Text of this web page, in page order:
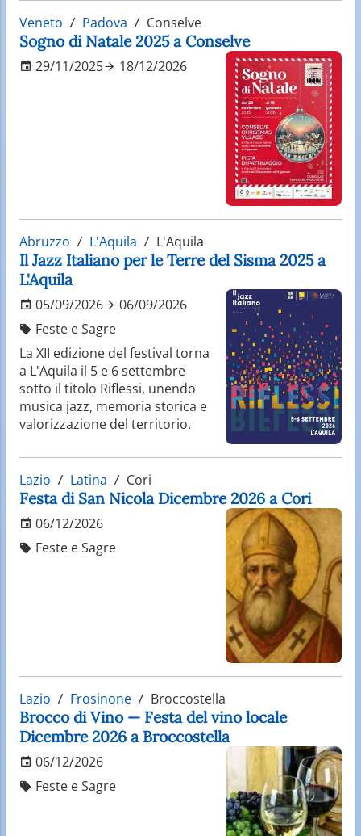
Veneto Padova Conselve
Sogno di Natale 2025 a Conselve
29/11/2025 18/12/2026
Abruzzo L'Aquila L'Aquila
Il Jazz Italiano per le Terre del Sisma 2025 a
L'Aquila
05/09/2026
06/09/2026
Feste e Sagre
La XII edizione del festival torna
a L'Aquila il 5 e 6 settembre
sotto il titolo Riflessi, unendo
musica jazz, memoria storica e
valorizzazione del territorio.
Lazio Latina Cori
Festa di San Nicola Dicembre 2026 a Cori
06/12/2026
Feste e Sagre
Lazio Frosinone Broccostella
Brocco di Vino — Festa del vino locale
Dicembre 2026 a Broccostella
06/12/2026
Feste e Sagre